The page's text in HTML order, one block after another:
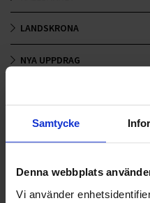
Samtycke
Denna webbplats
Vi använder
LANDSKRONA
NYA UPPDRAG
OHLSSONS REGION SYD